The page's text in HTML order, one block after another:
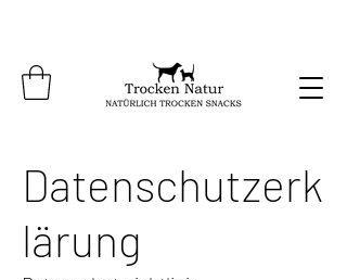
Datenschutzerk
lärung